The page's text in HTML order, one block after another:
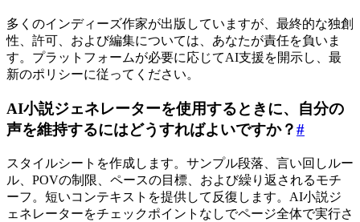
多くのインディーズ作家が出版していますが、最終的な独創
性、許可、および編集については、あなたが責任を負いま
す。プラットフォームが必要に応じてAI支援を開示し、最
新のポリシーに従ってください。
AI小説ジェネレーターを使用するときに、自分の
声を維持するにはどうすればよいですか？#
スタイルシートを作成します。サンプル段落、言い回しルー
ル、POVの制限、ペースの目標、および繰り返されるモチ
ーフ。短いコンテキストを提供して反復します。AI小説ジ
ェネレーターをチェックポイントなしでページ全体で実行さ